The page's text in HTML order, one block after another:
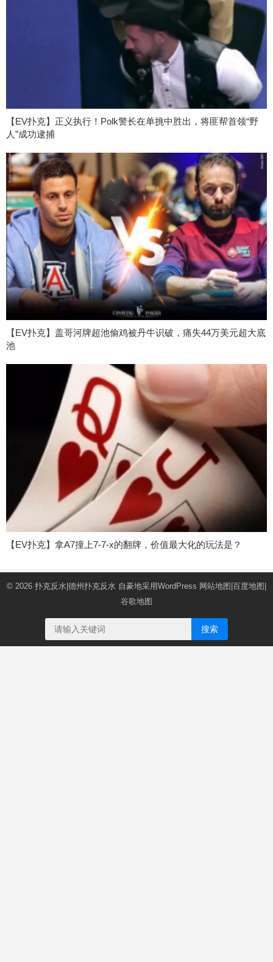
【EV扑克】正义执行！Polk警长在单挑中胜出，将匪帮首领“野
人”成功逮捕
【EV扑克】盖哥河牌超池偷鸡被丹牛识破，痛失44万美元超大底
池
【EV扑克】拿A7撞上7-7-x的翻牌，价值最大化的玩法是？
© 2026 扑克反水|德州扑克反水 自豪地采用WordPress 网站地图 百度地图
谷歌地图
搜索